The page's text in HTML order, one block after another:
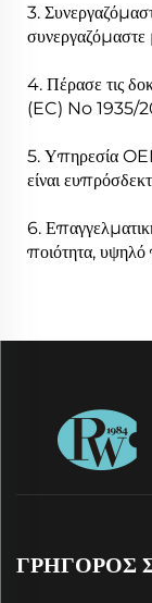
3.
4. Πέρασε τις
(EC) No 1935/
5. Υπηρεσία
είναι
6.
ποιότητα,
ΓΡΗΓΟΡΟΣ